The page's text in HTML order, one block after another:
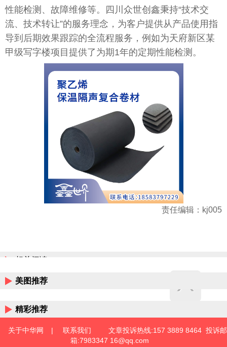
性能检测、故障维修等。四川众世创鑫秉持“技术交
流、技术转让”的服务理念，为客户提供从产品使用指
导到后期效果跟踪的全流程服务，例如为天府新区某
甲级写字楼项目提供了为期1年的定期性能检测。
责任编辑：kj005
美图推荐
精彩推荐
关于中华网 | 联系我们
文章投诉热线:157 3889 8464 投诉邮
箱:7983347 16@qq.com